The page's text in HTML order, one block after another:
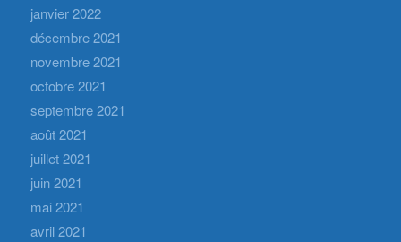
janvier 2022
décembre 2021
novembre 2021
octobre 2021
septembre 2021
août 2021
juillet 2021
juin 2021
mai 2021
avril 2021